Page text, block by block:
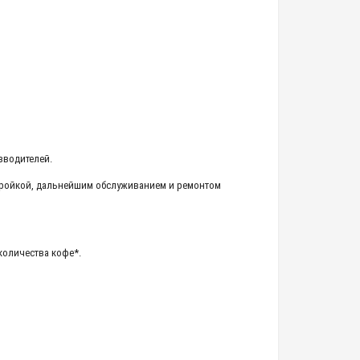
дальнейшим обслуживанием и ремонтом
кофе*.